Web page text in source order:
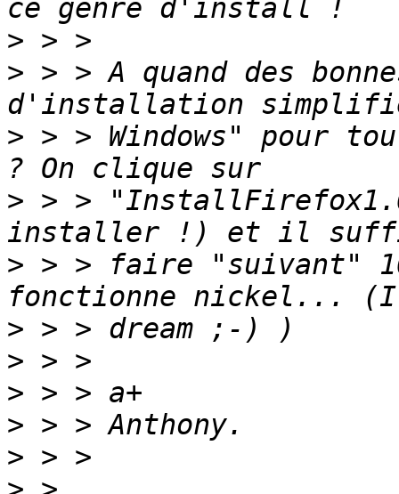
>
> > > A quand des
> > > Windows" pour
> > >
> > > faire "suivant"
>
>
>
>
>